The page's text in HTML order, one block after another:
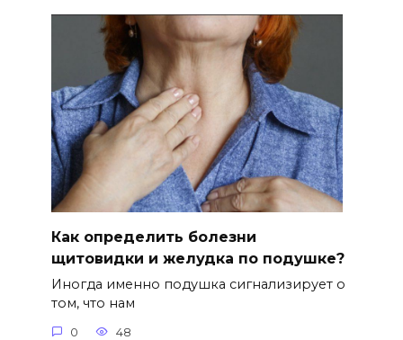
Как определить болезни
щитовидки и желудка по подушке?
Иногда именно подушка сигнализирует о
том, что нам
0 48